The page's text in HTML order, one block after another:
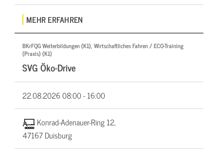
MEHR ERFAHREN
BKrFQG Weiterbildungen (K1), Wirtschaftliches Fahren / ECO-Training
(Praxis) (K1)
SVG Öko-Drive
22.08.202608:00 - 16:00
Konrad-Adenauer-Ring 12,
47167 Duisburg